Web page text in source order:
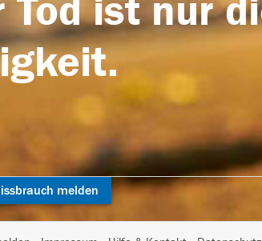
Tod ist nur
melden